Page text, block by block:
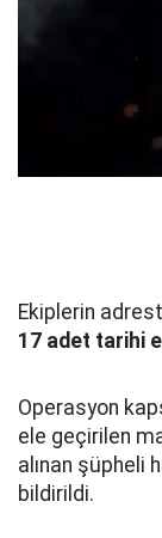
Ekiplerin
17 adet tarihi
Operasyon
ele geçirilen
alınan şüpheli
bildirildi.